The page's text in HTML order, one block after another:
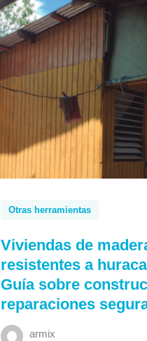
Otras herramientas
Viviendas de
resistentes a
Guía sobre
reparaciones
armix